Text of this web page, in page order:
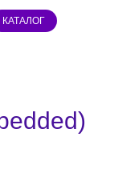
КАТАЛОГ